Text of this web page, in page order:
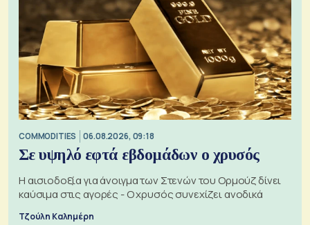
COMMODITIES 06.08.2026, 09:18
Σε υψηλό εφτά εβδομάδων ο χρυσός
Η αισιοδοξία για άνοιγμα των Στενών του Ορμούζ δίνει
καύσιμα στις αγορές - Ο χρυσός συνεχίζει ανοδικά
Τζούλη Καλημέρη